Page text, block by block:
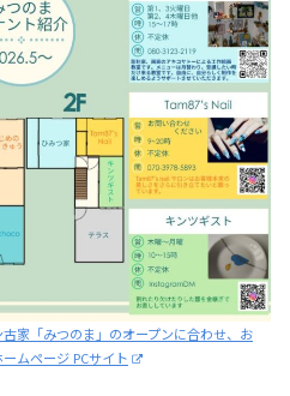
家「みつのま」のオープンに合わせ、お
ムページ PCサイト